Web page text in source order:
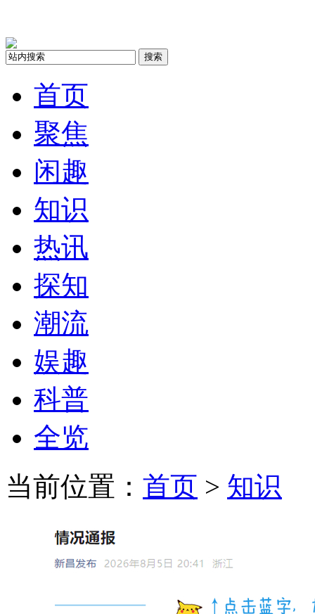
搜索
首页
聚焦
闲趣
知识
热讯
探知
潮流
娱趣
科普
全览
当前位置： 首页 > 知识